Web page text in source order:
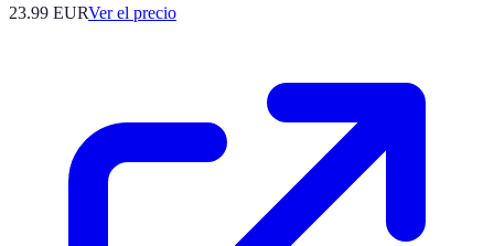
23.99 EURVer el precio